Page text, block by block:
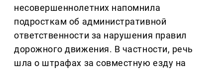
несовершеннолетних напомнила
подросткам об административной
ответственности за нарушения правил
дорожного движения. В частности, речь
шла о штрафах за совместную езду на